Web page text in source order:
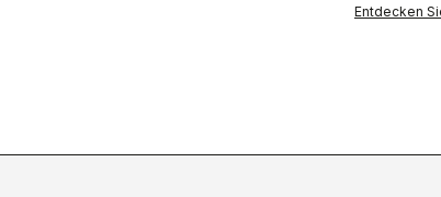
Entdecken